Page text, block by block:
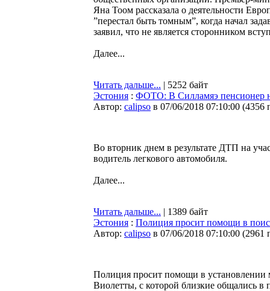
Яна Тоом рассказала о деятельности
”перестал быть томным”, когда начал
заявил, что не является сторонником
Далее...
Читать дальше... | 5252 байт
Эстония : ФОТО: В Силламяэ пенсионер
Автор: calipso в 07/06/2018 07:10:00 (4356
Во вторник днем в результате ДТП на
водитель легкового автомобиля.
Далее...
Читать дальше... | 1389 байт
Эстония : Полиция просит помощи в
Автор: calipso в 07/06/2018 07:10:00 (2961
Полиция просит помощи в установлении
Виолетты, с которой близкие общались в